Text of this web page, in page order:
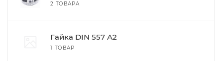
2 ТОВАРА
Гайка DIN 557 А2
1 ТОВАР